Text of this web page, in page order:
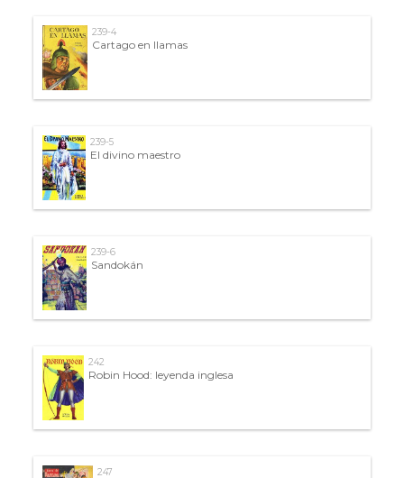
239-4
Cartago en llamas
239-5
El divino maestro
239-6
Sandokán
242
Robin Hood: leyenda inglesa
247